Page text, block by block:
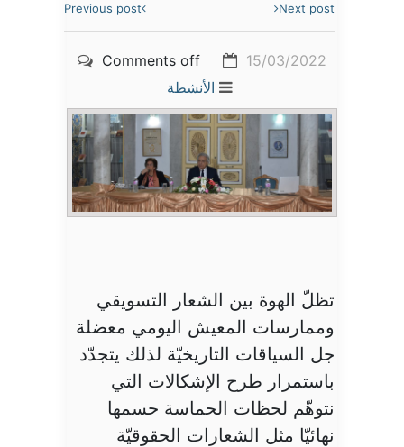
Previous post Next post
15/03/2022
Comments off
الأنشطة
تظلّ الهوة بين الشعار التسويقي
وممارسات المعيش اليومي معضلة
جل السياقات التاريخيّة لذلك يتجدّد
باستمرار طرح الإشكالات التي
نتوهّم لحظات الحماسة حسمها
نهائيّا مثل الشعارات الحقوقيّة